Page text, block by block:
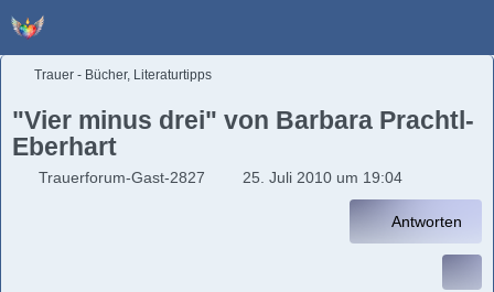
Trauer - Bücher, Literaturtipps
"Vier minus drei" von Barbara Prachtl-
Eberhart
Trauerforum-Gast-2827 25. Juli 2010 um 19:04
Antworten